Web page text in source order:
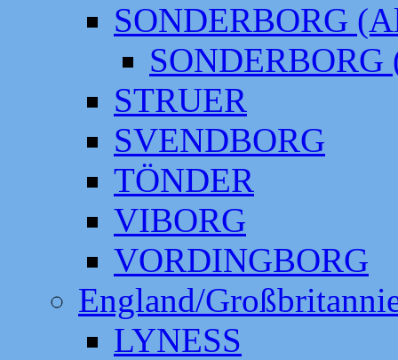
SONDERBORG
SONDERBORG
STRUER
SVENDBORG
TÖNDER
VIBORG
VORDINGBORG
England/
LYNESS